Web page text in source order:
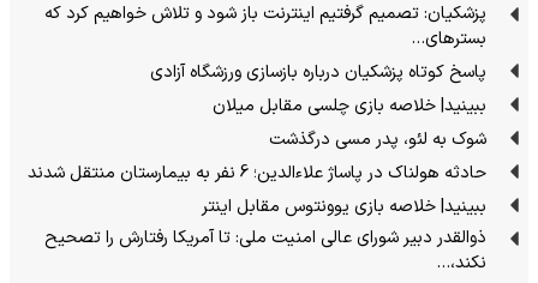
پزشکیان: تصمیم گرفتیم اینترنت باز شود و تلاش خواهیم کرد که
بسترهای…
پاسخ کوتاه پزشکیان درباره بازسازی ورزشگاه آزادی
ببینید| خلاصه بازی چلسی مقابل میلان
شوک به لئو، پدر مسی درگذشت
حادثه هولناک در پاساژ علاءالدین؛ 6 نفر به بیمارستان منتقل شدند
ببینید| خلاصه بازی یوونتوس مقابل اینتر
ذوالقدر دبیر شورای عالی امنیت ملی: تا آمریکا رفتارش را تصحیح
نکند،…